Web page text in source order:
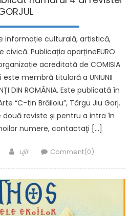
informație culturală, artistică,
Publicația aparțineEURO
organizație acreditată de COMISIA
și este membră titulară a UNIUNII
DIN ROMÂNIA. Este publicată în
“C-tin Brăiloiu”, Târgu Jiu Gorj.
reviste și pentru a intra în
numere, contactaţi […]
Author
ujir Comment(0)